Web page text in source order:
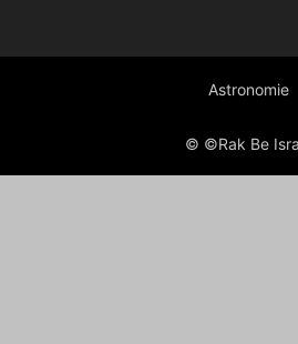
Astronomie
© ©Rak Be